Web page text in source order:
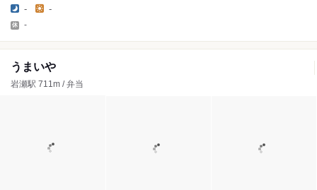
- -
-
うまいや
岩瀬駅 711m / 弁当